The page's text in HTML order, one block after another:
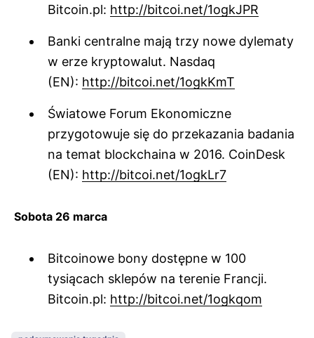
Bitcoin.pl: http://bitcoi.net/1ogkJPR
Banki centralne mają trzy nowe dylematy
w erze kryptowalut. Nasdaq
(EN): http://bitcoi.net/1ogkKmT
Światowe Forum Ekonomiczne
przygotowuje się do przekazania badania
na temat blockchaina w 2016. CoinDesk
(EN): http://bitcoi.net/1ogkLr7
Sobota 26 marca
Bitcoinowe bony dostępne w 100
tysiącach sklepów na terenie Francji.
Bitcoin.pl: http://bitcoi.net/1ogkqom